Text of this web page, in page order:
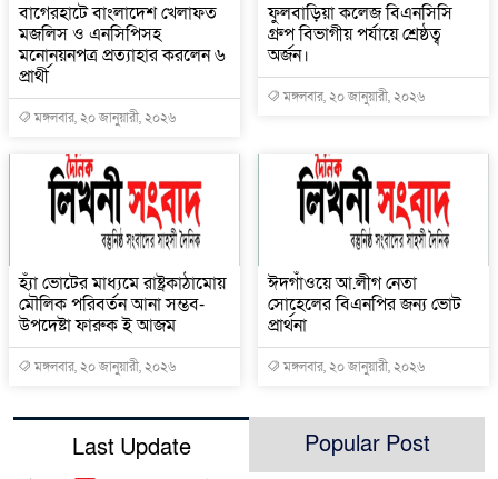
বাগেরহাটে বাংলাদেশ খেলাফত
মজলিস ও এনসিপিসহ
মনোনয়নপত্র প্রত্যাহার করলেন ৬
প্রার্থী
মঙ্গলবার, ২০ জানুয়ারী, ২০২৬
ফুলবাড়িয়া কলেজ বিএনসিসি
গ্রুপ বিভাগীয় পর্যায়ে শ্রেষ্ঠত্ব
অর্জন।
মঙ্গলবার, ২০ জানুয়ারী, ২০২৬
হ্যাঁ ভোটের মাধ্যমে রাষ্ট্রকাঠামোয়
মৌলিক পরিবর্তন আনা সম্ভব-
উপদেষ্টা ফারুক ই আজম
মঙ্গলবার, ২০ জানুয়ারী, ২০২৬
ঈদগাঁওয়ে আ.লীগ নেতা
সোহেলের বিএনপির জন্য ভোট
প্রার্থনা
মঙ্গলবার, ২০ জানুয়ারী, ২০২৬
Last Update Popular Post